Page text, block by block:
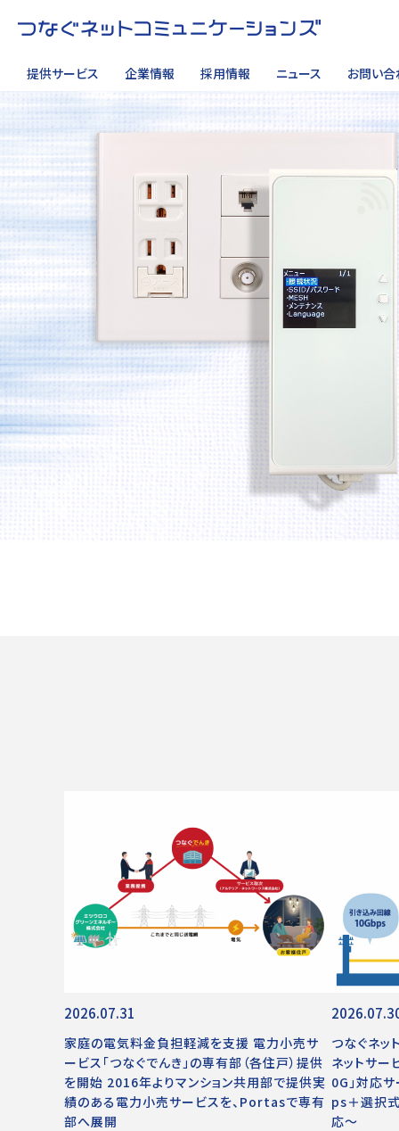
提供サービス 企業情報 採用情報 ニュース お問い合
サイト内検索
2026.07.31
家庭の電気料金負担軽減を支援 電力小売サ
ービス「つなぐでんき」の専有部（各住戸）提供
を開始 2016年よりマンション共用部で提供実
績のある電力小売サービスを、Portasで専有
部へ展開
つなぐネッ
ネットサー
0G」対応
ps＋選択
応～